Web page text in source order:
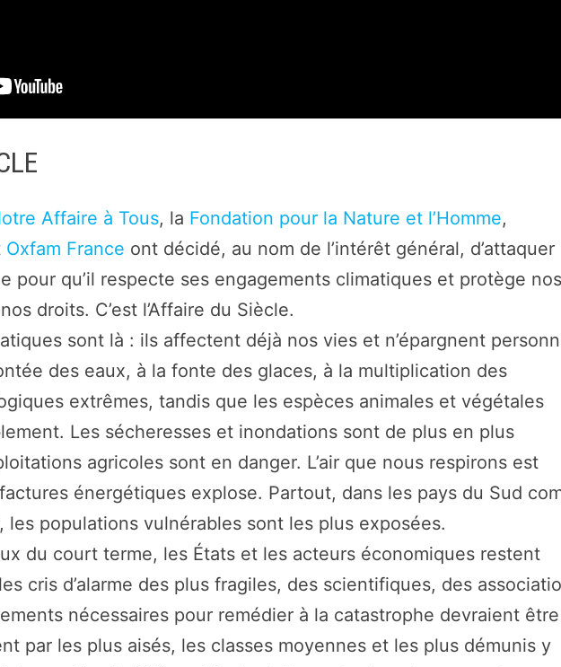
Affaire à Tous, la Fondation pour la Nature et l’Homme,
Oxfam France ont décidé, au nom de l’intérêt général, d’attaquer
pour qu’il respecte ses engagements climatiques et protège nos
droits. C’est l’Affaire du Siècle.
sont là : ils affectent déjà nos vies et n’épargnent
des eaux, à la fonte des glaces, à la multiplication des
extrêmes, tandis que les espèces animales et végétales
Les sécheresses et inondations sont de plus en plus
agricoles sont en danger. L’air que nous respirons est
énergétiques explose. Partout, dans les pays du Sud
les populations vulnérables sont les plus exposées.
du court terme, les États et les acteurs économiques restent
cris d’alarme des plus fragiles, des scientifiques, des
nécessaires pour remédier à la catastrophe devraient être
par les plus aisés, les classes moyennes et les plus démunis y